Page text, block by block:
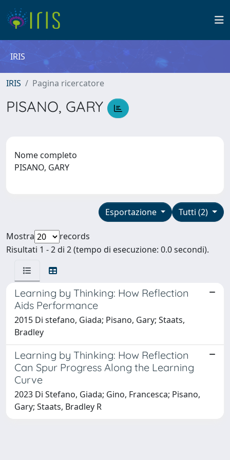
IRIS
IRIS Pagina ricercatore
PISANO, GARY
Nome completo
PISANO, GARY
Tutti (2)
Esportazione
Mostra
records
Risultati 1 - 2 di 2 (tempo di esecuzione: 0.0 secondi).
Learning by Thinking: How Reflection
Aids Performance
2015 Di stefano, Giada; Pisano, Gary; Staats,
Bradley
Learning by Thinking: How Reflection
Can Spur Progress Along the Learning
Curve
2023 Di Stefano, Giada; Gino, Francesca; Pisano,
Gary; Staats, Bradley R